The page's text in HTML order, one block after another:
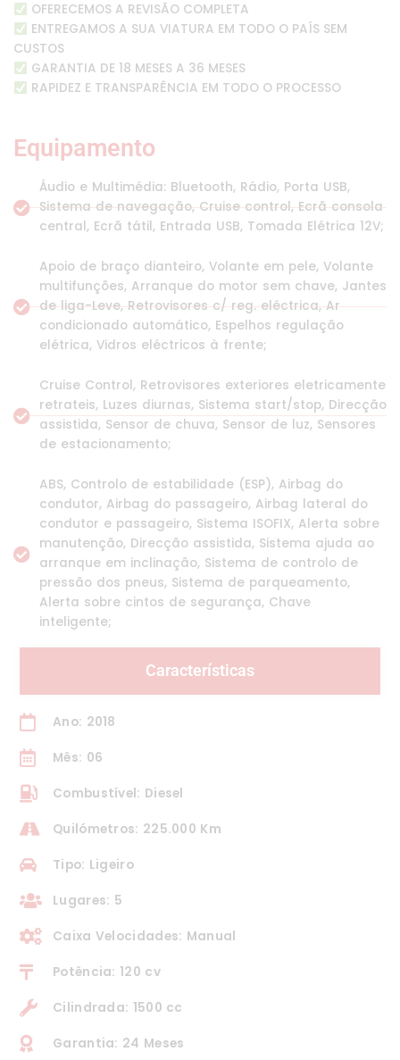
OFERECEMOS A REVISÃO COMPLETA
ENTREGAMOS A SUA VIATURA EM TODO O PAÍS SEM
CUSTOS
GARANTIA DE 18 MESES A 36 MESES
RAPIDEZ E TRANSPARÊNCIA EM TODO O PROCESSO
Equipamento
Áudio e Multimédia: Bluetooth, Rádio, Porta USB,
Sistema de navegação, Cruise control, Ecrã consola
central, Ecrã tátil, Entrada USB, Tomada Elétrica 12V;
Apoio de braço dianteiro, Volante em pele, Volante
multifunções, Arranque do motor sem chave, Jantes
de liga-Leve, Retrovisores c/ reg. eléctrica, Ar
condicionado automático, Espelhos regulação
elétrica, Vidros eléctricos à frente;
Cruise Control, Retrovisores exteriores eletricamente
retrateis, Luzes diurnas, Sistema start/stop, Direcção
assistida, Sensor de chuva, Sensor de luz, Sensores
de estacionamento;
ABS, Controlo de estabilidade (ESP), Airbag do
condutor, Airbag do passageiro, Airbag lateral do
condutor e passageiro, Sistema ISOFIX, Alerta sobre
manutenção, Direcção assistida, Sistema ajuda ao
arranque em inclinação, Sistema de controlo de
pressão dos pneus, Sistema de parqueamento,
Alerta sobre cintos de segurança, Chave
inteligente;
Características
Ano: 2018
Mês: 06
Combustível: Diesel
Quilómetros: 225.000 Km
Tipo: Ligeiro
Lugares: 5
Caixa Velocidades: Manual
Potência: 120 cv
Cilindrada: 1500 cc
Garantia: 24 Meses